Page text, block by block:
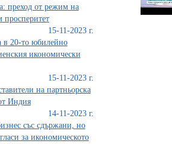
преход от режим на
просперитет
15-11-2023 г.
в 20-то юбилейно
икономически
15-11-2023 г.
на партньорска
Индия
14-11-2023 г.
със сдържани, но
за икономическото